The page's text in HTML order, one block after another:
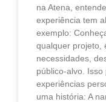
na Atena,
experiência tem
exemplo:
qualquer projeto,
necessidades,
público-alvo.
experiências
uma história: A